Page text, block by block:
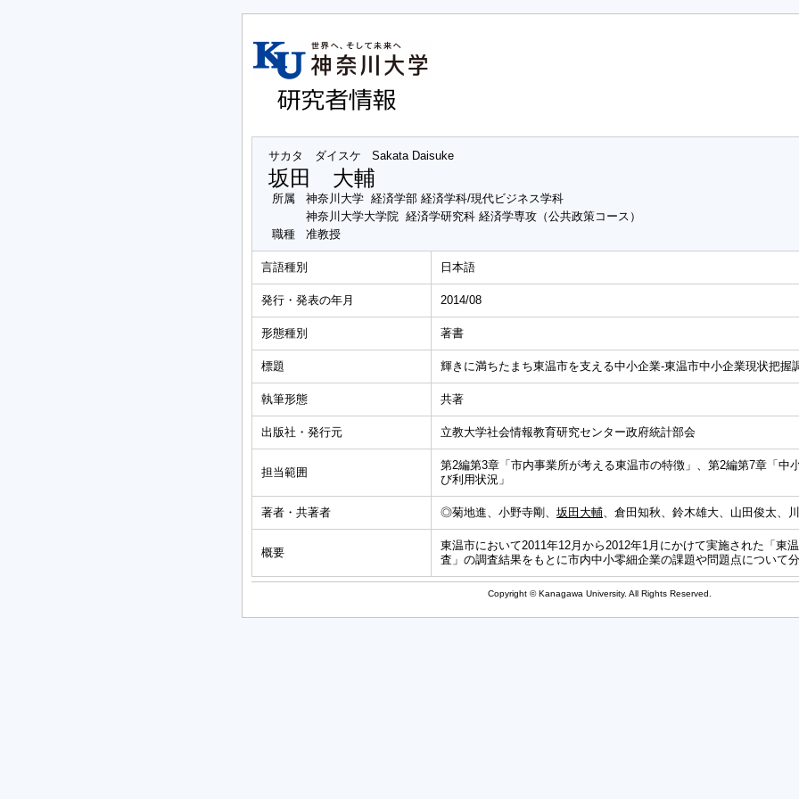
サカタ ダイスケ Sakata Daisuke
坂田 大輔
所属
神奈川大学 経済学部 経済学科/現代ビジネス学科
神奈川大学大学院 経済学研究科 経済学専攻（公共政策コース）
職種
准教授
言語種別 日本語
発行・発表の年月 2014/08
形態種別 著書
標題 輝きに満ちたまち東温市を支える中小企業‐東温市中小企業現状把握
執筆形態 共著
出版社・発行元 立教大学社会情報教育研究センター政府統計部会
担当範囲
第2編第3章「市内事業所が考える東温市の特徴」、第2編第7章「中
び利用状況」
著者・共著者 ◎菊地進、小野寺剛、 坂田大輔、倉田知秋、鈴木雄大、山田俊太、
概要
東温市において2011年12月から2012年1月にかけて実施された「東
査」の調査結果をもとに市内中小零細企業の課題や問題点について分
Copyright © Kanagawa University. All Rights Reserved.